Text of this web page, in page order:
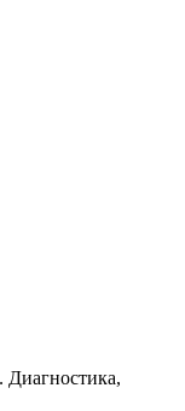
Диагностика,